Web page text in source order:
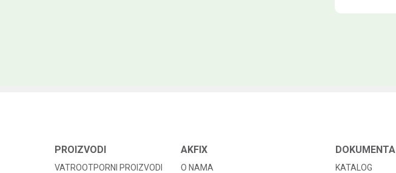
PROIZVODI
VATROOTPORNI PROIZVODI
AKFIX
O NAMA
DOKUMENTA
KATALOG